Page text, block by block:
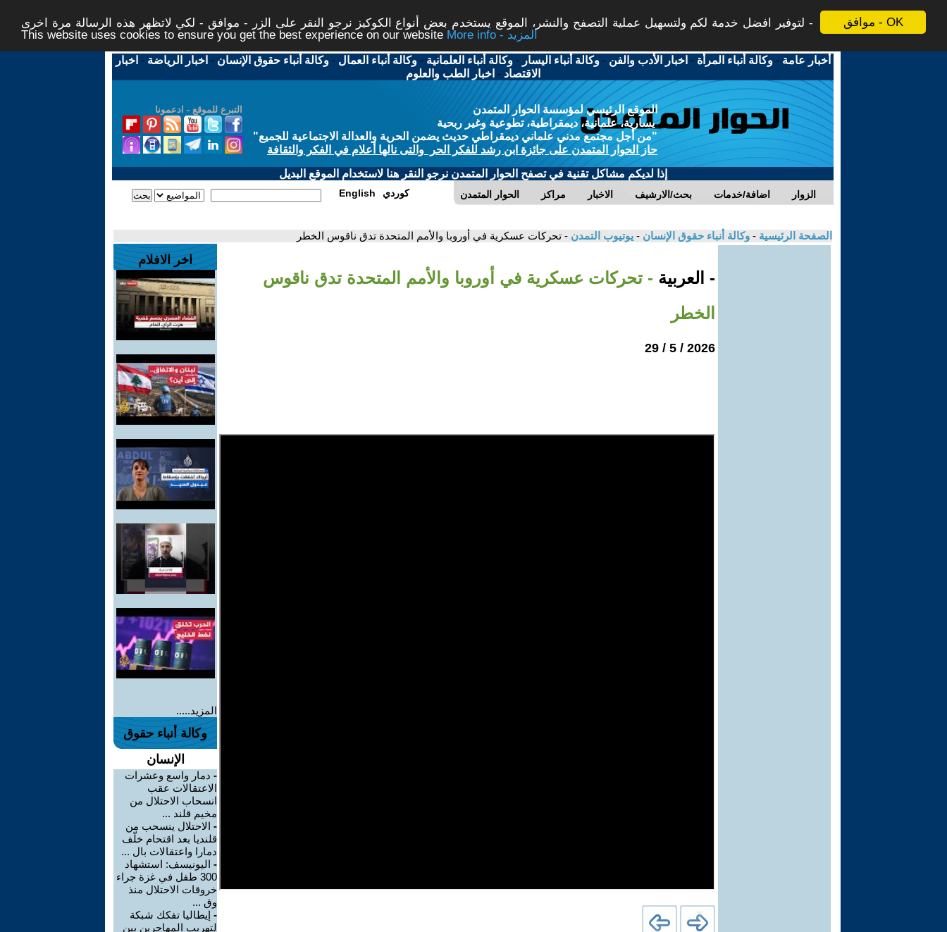
موافق - OK
لتوفير افضل خدمة لكم ولتسهيل عملية التصفح والنشر، الموقع يستخدم بعض أنواع الكوكيز نرجو النقر على الزر - موافق - لكي لاتظهر هذه الرسالة مرة اخرى -
This website uses cookies to ensure you get the best experience on our website
More info - المزيد
أخبار عامة -وكالة أنباء المرأة - اخبار الأدب والفن -وكالة أنباء اليسار -وكالة أنباء العلمانية -وكالة أنباء العمال -وكالة أنباء حقوق الإنسان - اخبار الرياضة - اخبار
الاقتصاد - اخبار الطب والعلوم
التبرع للموقع - ادعمونا
الموقع الرئيسي لمؤسسة الحوار المتمدن
يسارية، علمانية، ديمقراطية، تطوعية وغير ربحية
"من أجل مجتمع مدني علماني ديمقراطي حديث يضمن الحرية والعدالة الاجتماعية للجميع"
حاز الحوار المتمدن على جائزة ابن رشد للفكر الحر والتى نالها أعلام في الفكر والثقافة
إذا لديكم مشاكل تقنية في تصفح الحوار المتمدن نرجو النقر هنا لاستخدام الموقع البديل
الحوار المتمدن مراكز الاخبار بحث/الارشيف اضافة/خدمات الزوار English كوردي
الصفحة الرئيسية - وكالة أنباء حقوق الإنسان - يوتيوب التمدن - تحركات عسكرية في أوروبا والأمم المتحدة تدق ناقوس الخطر
- العربية - تحركات عسكرية في أوروبا والأمم المتحدة تدق ناقوس
الخطر
2026 / 5 / 29
اخر الافلام
المزيد.....
وكالة أنباء حقوق
الإنسان
- دمار واسع وعشرات
الاعتقالات عقب
انسحاب الاحتلال من
مخيم قلند ...
- الاحتلال ينسحب من
قلنديا بعد اقتحام خلّف
دمارا واعتقالات بال ...
- اليونيسف: استشهاد
300 طفل في غزة جراء
خروقات الاحتلال منذ
وق ...
- إيطاليا تفكك شبكة
لتهريب المهاجرين بين